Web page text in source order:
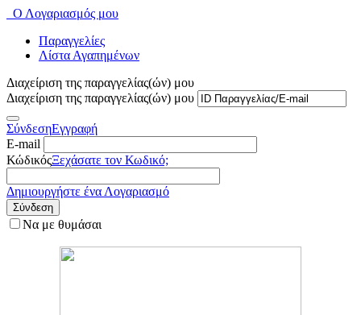
Ο Λογαριασμός μου
Παραγγελίες
Λίστα Αγαπημένων
Διαχείριση της παραγγελίας(ών) μου
Διαχείριση της παραγγελίας(ών) μου
ΣύνδεσηΕγγραφή
E-mail
ΚώδικόςΞεχάσατε τον Κωδικό;
Δημιουργήστε ένα Λογαριασμό
Σύνδεση
Να με θυμάσαι